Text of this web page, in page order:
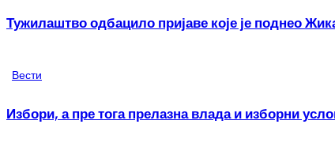
Тужилаштво одбацило пријаве које је поднео
Вести
Избори, а пре тога прелазна влада и изборни